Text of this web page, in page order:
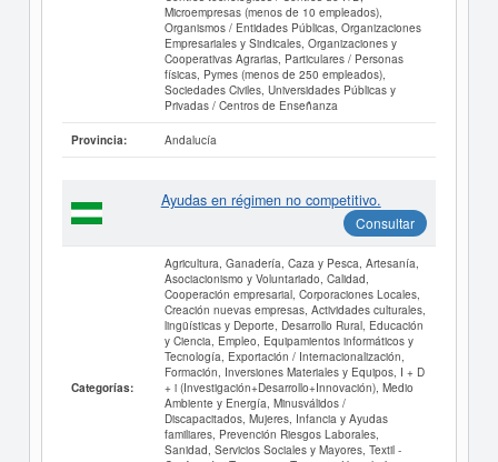
Microempresas (menos de 10 empleados),
Organismos / Entidades Públicas, Organizaciones
Empresariales y Sindicales, Organizaciones y
Cooperativas Agrarias, Particulares / Personas
físicas, Pymes (menos de 250 empleados),
Sociedades Civiles, Universidades Públicas y
Privadas / Centros de Enseñanza
Provincia: Andalucía
Ayudas en régimen no competitivo.
Consultar
Categorías:
Agricultura, Ganadería, Caza y Pesca, Artesanía,
Asociacionismo y Voluntariado, Calidad,
Cooperación empresarial, Corporaciones Locales,
Creación nuevas empresas, Actividades culturales,
lingüísticas y Deporte, Desarrollo Rural, Educación
y Ciencia, Empleo, Equipamientos informáticos y
Tecnología, Exportación / Internacionalización,
Formación, Inversiones Materiales y Equipos, I + D
+ i (Investigación+Desarrollo+Innovación), Medio
Ambiente y Energía, Minusválidos /
Discapacitados, Mujeres, Infancia y Ayudas
familiares, Prevención Riesgos Laborales,
Sanidad, Servicios Sociales y Mayores, Textil -